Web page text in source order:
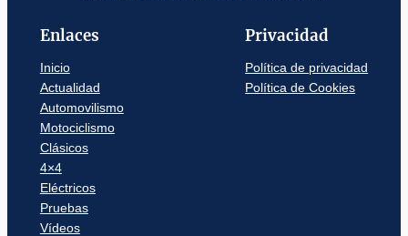
Enlaces
Inicio
Actualidad
Automovilismo
Motociclismo
Clásicos
4×4
Eléctricos
Pruebas
Vídeos
Privacidad
Política de privacidad
Política de Cookies